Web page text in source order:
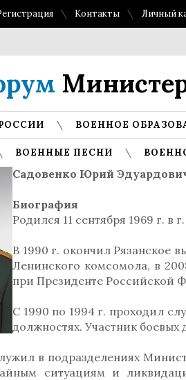
Контакты Личный
ВОЕННОЕ
ВОЕННЫЕ ПЕСНИ
Садовенко Юрий
Биография
Родился 11 сентября 1969 г.
В 1990 г. окончил Рязанское
Ленинского комсомола, в
при Президенте Российской
С 1990 по 1994 г. проходил
должностях. Участник боевых
в подразделениях
ситуациям и